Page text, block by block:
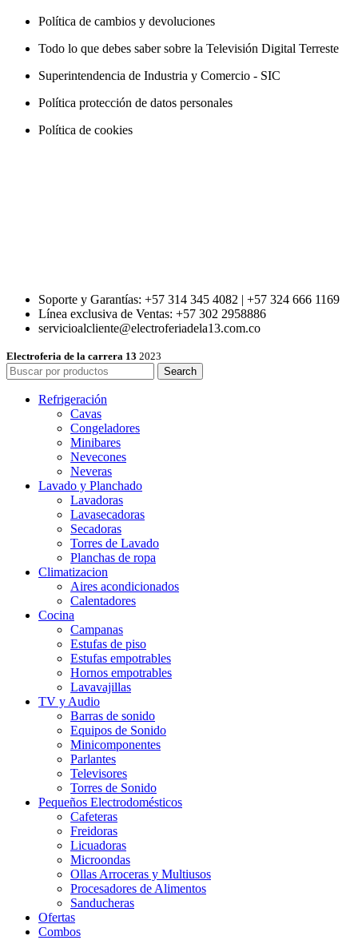
Política de cambios y devoluciones
Todo lo que debes saber sobre la Televisión Digital Terreste
Superintendencia de Industria y Comercio - SIC
Política protección de datos personales
Política de cookies
Soporte y Garantías: +57 314 345 4082 | +57 324 666 1169
Línea exclusiva de Ventas: +57 302 2958886
servicioalcliente@electroferiadela13.com.co
Electroferia de la carrera 13 2023
Search
Refrigeración
Cavas
Congeladores
Minibares
Nevecones
Neveras
Lavado y Planchado
Lavadoras
Lavasecadoras
Secadoras
Torres de Lavado
Planchas de ropa
Climatizacion
Aires acondicionados
Calentadores
Cocina
Campanas
Estufas de piso
Estufas empotrables
Hornos empotrables
Lavavajillas
TV y Audio
Barras de sonido
Equipos de Sonido
Minicomponentes
Parlantes
Televisores
Torres de Sonido
Pequeños Electrodomésticos
Cafeteras
Freidoras
Licuadoras
Microondas
Ollas Arroceras y Multiusos
Procesadores de Alimentos
Sanducheras
Ofertas
Combos